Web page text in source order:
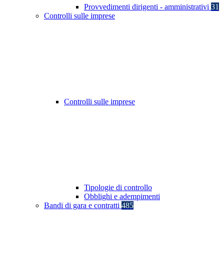
Provvedimenti dirigenti - amministrativi 31
Controlli sulle imprese
Controlli sulle imprese
Tipologie di controllo
Obblighi e adempimenti
Bandi di gara e contratti 485